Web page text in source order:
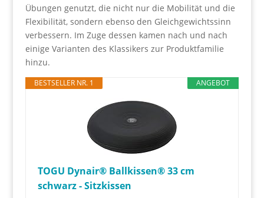
Übungen genutzt, die nicht nur die Mobilität und die
Flexibilität, sondern ebenso den Gleichgewichtssinn
verbessern. Im Zuge dessen kamen nach und nach
einige Varianten des Klassikers zur Produktfamilie
hinzu.
ANGEBOT
BESTSELLER NR. 1
TOGU Dynair® Ballkissen® 33 cm
schwarz - Sitzkissen